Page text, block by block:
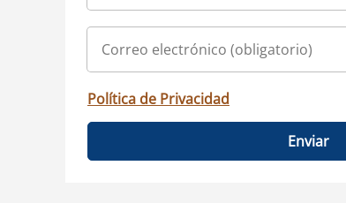
Política de Privacidad
Enviar